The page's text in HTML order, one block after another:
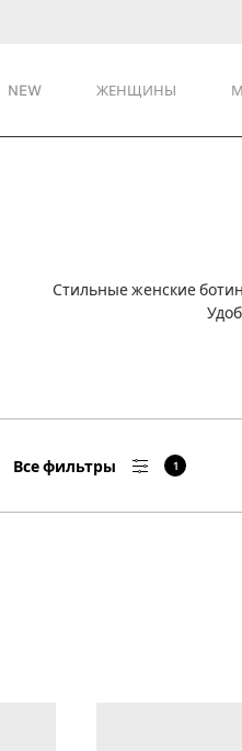
NEW ЖЕНЩИНЫ
Стильные женские
Все фильтры 1